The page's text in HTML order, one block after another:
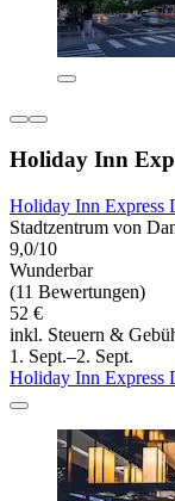
Holiday Inn
Holiday Inn Express
Stadtzentrum von
9,0/10
Wunderbar
(11 Bewertungen)
52 €
inkl. Steuern &
1. Sept.–2. Sept.
Holiday Inn Express